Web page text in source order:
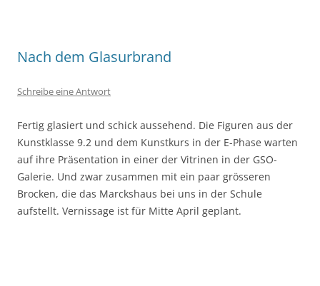
Nach dem Glasurbrand
Schreibe eine Antwort
Fertig glasiert und schick aussehend. Die Figuren aus der
Kunstklasse 9.2 und dem Kunstkurs in der E-Phase warten
auf ihre Präsentation in einer der Vitrinen in der GSO-
Galerie. Und zwar zusammen mit ein paar grösseren
Brocken, die das Marckshaus bei uns in der Schule
aufstellt. Vernissage ist für Mitte April geplant.